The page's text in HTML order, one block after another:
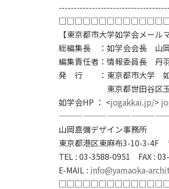
【東京都市大学如学会メール
総編集長 ：如学会会長 山
編集責任者：情報委員長 丹
発 行 ：東京都市大学
東京都世田谷区玉
如学会HP ： <jogakkai.jp/>
山岡嘉彌デザイン事務所
東京都港区東麻布3-10-3-4F
TEL : 03-3588-0951 FAX :
E-MAIL : info@yamaoka-